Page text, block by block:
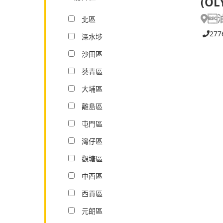

北區
深水埗
沙田區
葵青區
大埔區
離島區
屯門區
灣仔區
觀塘區
中西區
西貢區
元朗區